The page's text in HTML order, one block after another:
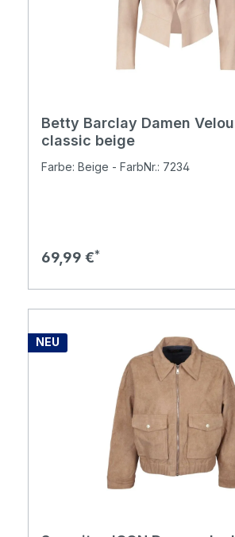
Betty Barclay Damen
classic beige
Farbe: Beige - FarbNr.: 7234
Regulärer Preis:
69,99 €
NEU